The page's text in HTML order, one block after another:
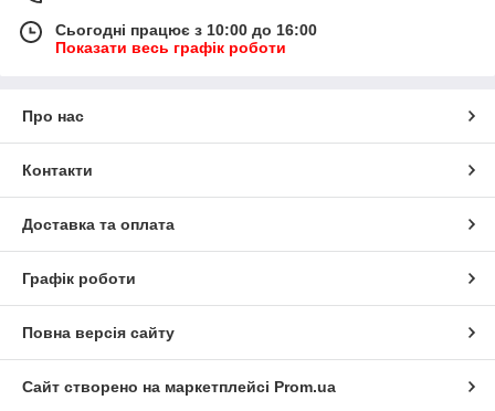
Сьогодні працює з 10:00 до 16:00
Показати весь графік роботи
Про нас
Контакти
Доставка та оплата
Графік роботи
Повна версія сайту
Сайт створено на маркетплейсі Prom.ua